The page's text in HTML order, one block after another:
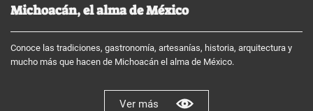
Michoacán, el alma de México
Conoce las tradiciones, gastronomía, artesanías, historia, arquitectura y
mucho más que hacen de Michoacán el alma de México.
Ver más